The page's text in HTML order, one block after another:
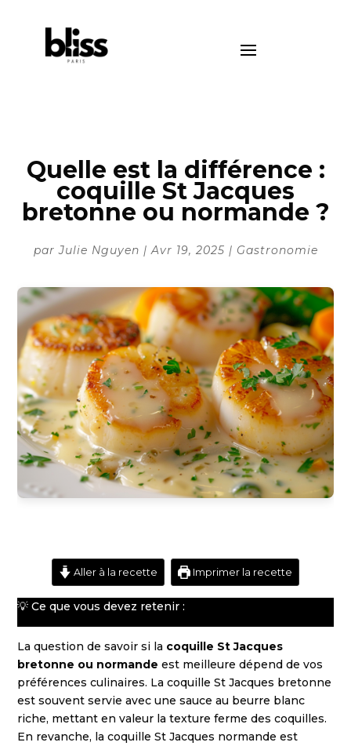
Quelle est la différence :
coquille St Jacques
bretonne ou normande ?
parJulie Nguyen |Avr 19, 2025 | Gastronomie
Aller à la recette Imprimer la recette
💡 Ce que vous devez retenir :
La question de savoir si la coquille St Jacques
bretonne ou normande est meilleure dépend de vos
préférences culinaires. La coquille St Jacques bretonne
est souvent servie avec une sauce au beurre blanc
riche, mettant en valeur la texture ferme des coquilles.
En revanche, la coquille St Jacques normande est